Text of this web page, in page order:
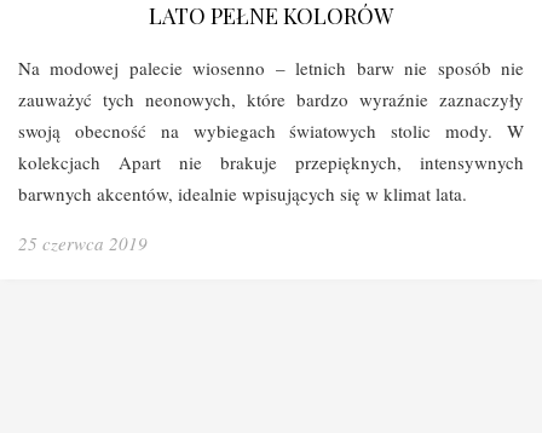
LATO PEŁNE KOLORÓW
Na modowej palecie wiosenno – letnich barw nie sposób nie
zauważyć tych neonowych, które bardzo wyraźnie zaznaczyły
swoją obecność na wybiegach światowych stolic mody. W
kolekcjach Apart nie brakuje przepięknych, intensywnych
barwnych akcentów, idealnie wpisujących się w klimat lata.
25 czerwca 2019